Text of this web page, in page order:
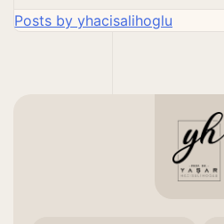
Posts by yhacisalihoglu